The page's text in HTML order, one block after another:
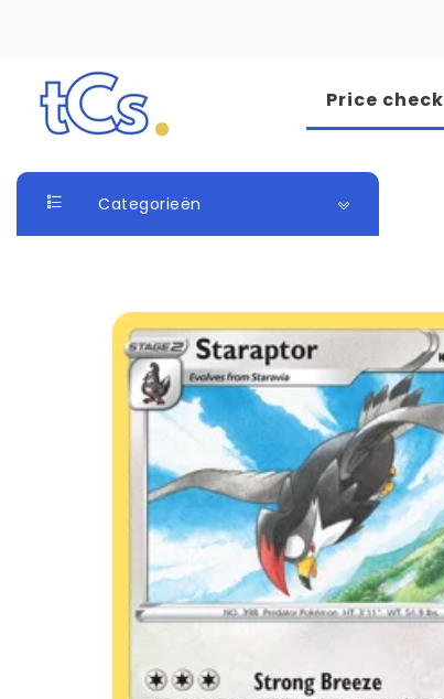
Skip to content
Price check
Categorieën